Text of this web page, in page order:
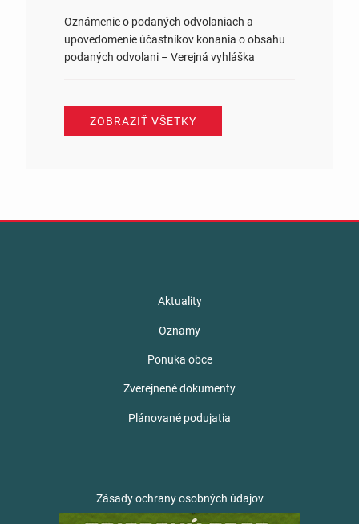
Oznámenie o podaných odvolaniach a
upovedomenie účastníkov konania o obsahu
podaných odvolani – Verejná vyhláška
ZOBRAZIŤ VŠETKY
Aktuality
Oznamy
Ponuka obce
Zverejnené dokumenty
Plánované podujatia
Zásady ochrany osobných údajov